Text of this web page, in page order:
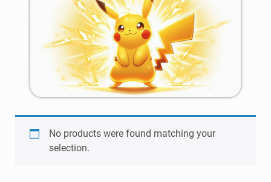
No products were found matching your
selection.